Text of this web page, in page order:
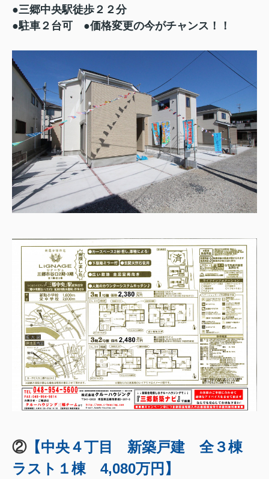
●三郷中央駅徒歩２２分
●駐車２台可 ●価格変更の今がチャンス！！
②【中央４丁目 新築戸建 全３棟
ラスト１棟 4,080万円】